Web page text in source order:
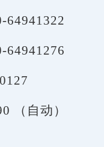
64941322
64941276
（自动）